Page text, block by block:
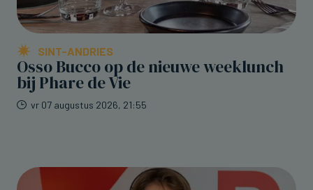
SINT-ANDRIES
Osso Bucco op de nieuwe weeklunch
bij Phare de Vie
vr 07 augustus 2026, 21:55